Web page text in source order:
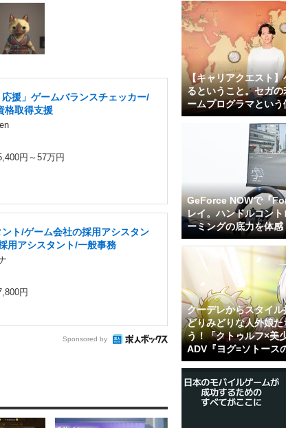
応援」ゲームバランスチェッカー/
格取得支援
円～57万円
ト/ゲーム会社の採用アシスタン
用アシスタント/一般事務
円
Sponsored by
【キャリアクエスト
るということ。セガ
ームプログラマという
GeForce NOWで『
レイ。ハンドルコン
ーミングの底力を体感
クーデレからスタイ
どりみどりな人外娘
う！「クトゥルフ×美
ADV『ヨグ=ソトース